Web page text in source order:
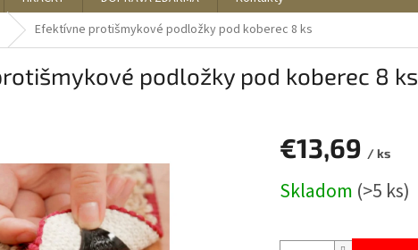
Efektívne protišmykové podložky pod koberec 8 ks
podložky pod koberec 8 ks
€13,69 / ks
cena:
Skladom (>5 ks)